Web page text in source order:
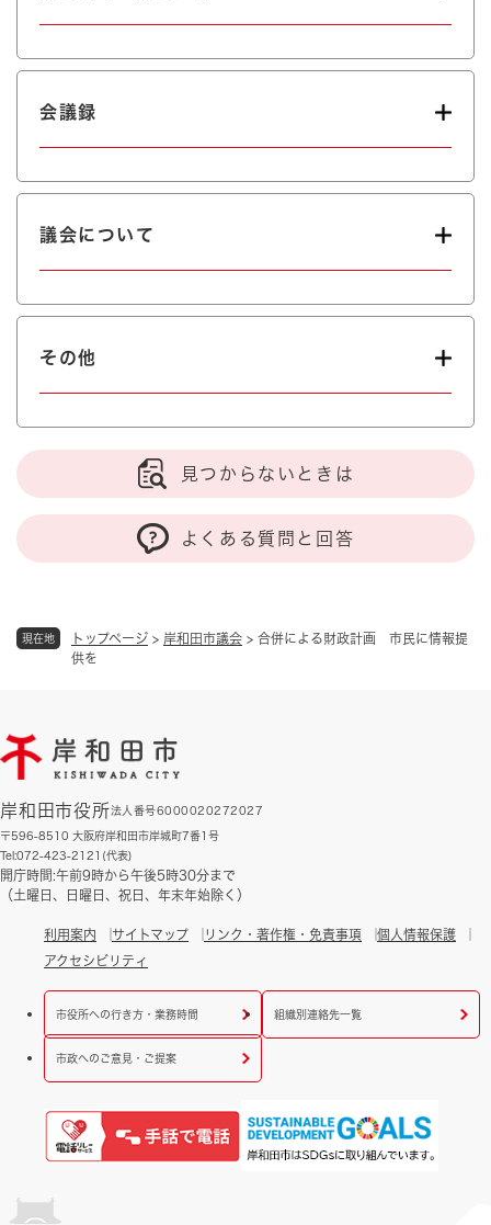
現在地 トップページ > 岸和田市議会 > 合併による財政計画 市民に情報提
供を
会議録
議会について
その他
見つからないときは
よくある質問と回答
岸和田市役所法人番号6000020272027
〒596-8510 大阪府岸和田市岸城町7番1号
Tel:072-423-2121(代表)
開庁時間:午前9時から午後5時30分まで
（土曜日、日曜日、祝日、年末年始除く）
利用案内 サイトマップ リンク・著作権・免責事項
個人情報保護
アクセシビリティ
市役所への行き方・業務時間 組織別連絡先一覧
市政へのご意見・ご提案